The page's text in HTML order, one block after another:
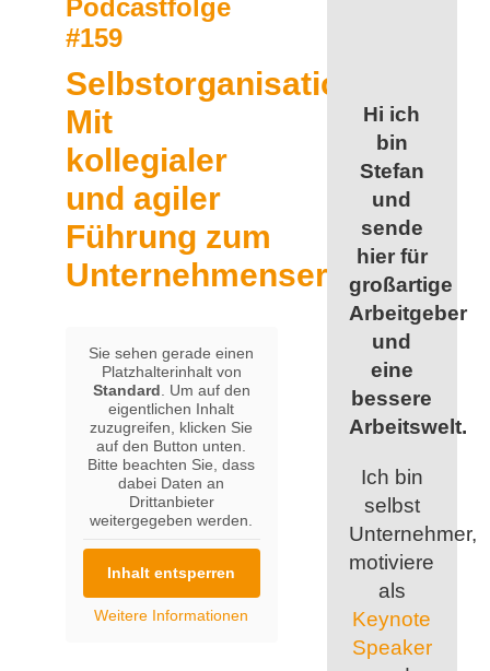
Podcastfolge
#159
Selbstorganisation:
Mit
kollegialer
und agiler
Führung zum
Unternehmenserfolg
Sie sehen gerade einen
Platzhalterinhalt von
Standard . Um auf den
eigentlichen Inhalt
zuzugreifen, klicken Sie
auf den Button unten.
Bitte beachten Sie, dass
dabei Daten an
Drittanbieter
weitergegeben werden.
Inhalt entsperren
Weitere Informationen
Hi ich
bin
Stefan
und
sende
hier für
großartige
Arbeitgeber
und
eine
bessere
Arbeitswelt.
Ich bin
selbst
Unternehmer,
motiviere
als
Keynote
Speaker